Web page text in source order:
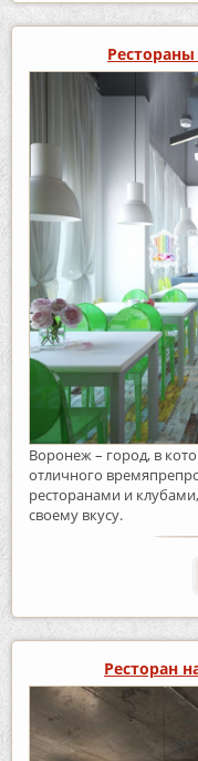
Воронеж – город, в
отличного
ресторанами и
своему вкусу.
Ресторан